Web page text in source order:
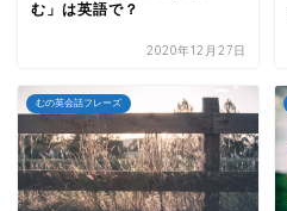
む」は英語で？
2020年12月27日
むの英会話フレーズ